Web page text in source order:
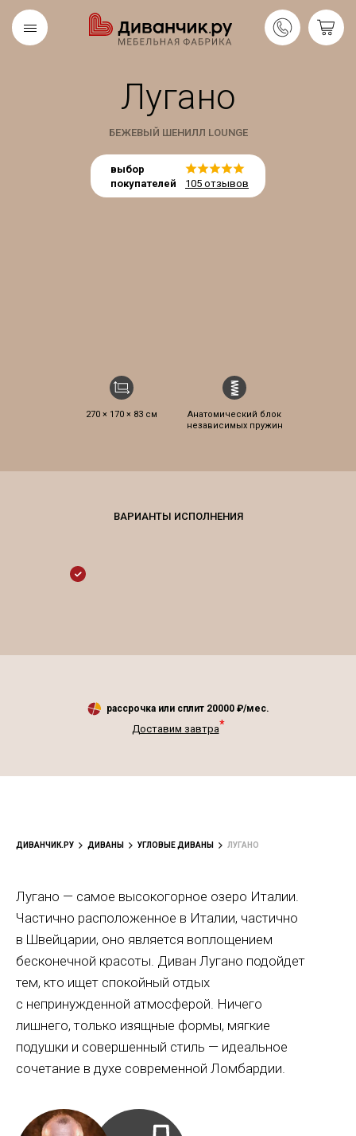
Лугано
БЕЖЕВЫЙ ШЕНИЛЛ LOUNGE
выбор
покупателей
105 отзывов
270 × 170 × 83 см
Анатомический блок
независимых пружин
рассрочка или сплит 20000 ₽/мес.
Доставим завтра*
ДИВАНЧИК.РУ ДИВАНЫ УГЛОВЫЕ ДИВАНЫ ЛУГАНО
Лугано — самое высокогорное озеро Италии.
Частично расположенное в Италии, частично
в Швейцарии, оно является воплощением
бесконечной красоты. Диван Лугано подойдет
тем, кто ищет спокойный отдых
с непринужденной атмосферой. Ничего
лишнего, только изящные формы, мягкие
подушки и совершенный стиль — идеальное
сочетание в духе современной Ломбардии.
Скандинавская